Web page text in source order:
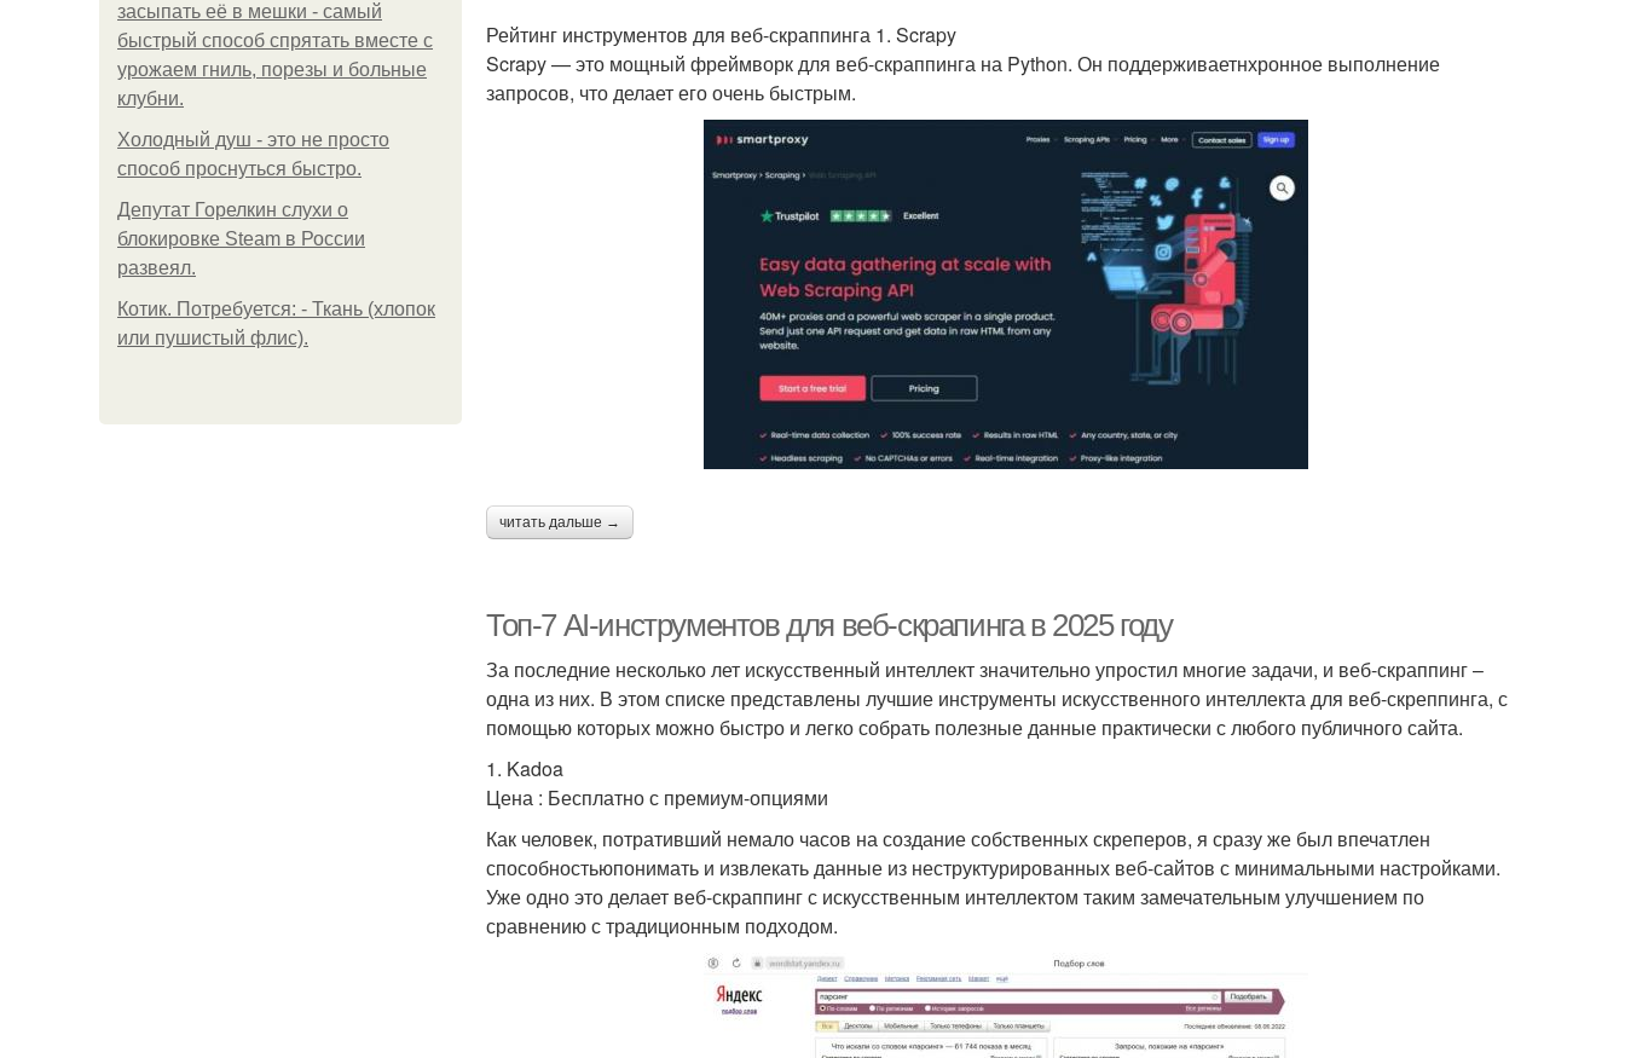
засыпать её в мешки - самый
быстрый способ спрятать вместе с
урожаем гниль, порезы и больные
клубни.
Холодный душ - это не просто
способ проснуться быстро.
Депутат Горелкин слухи о
блокировке Steam в России
развеял.
Котик. Потребуется: - Ткань (хлопок
или пушистый флис).
Рейтинг инструментов для веб-скраппинга 1. Scrapy
Scrapy — это мощный фреймворк для веб-скраппинга на Python. Он поддерживаетнхронное выполнение
запросов, что делает его очень быстрым.
читать дальше →
Топ-7 AI-инструментов для веб-скрапинга в 2025 году
За последние несколько лет искусственный интеллект значительно упростил многие задачи, и веб-скраппинг –
одна из них. В этом списке представлены лучшие инструменты искусственного интеллекта для веб-скреппинга, с
помощью которых можно быстро и легко собрать полезные данные практически с любого публичного сайта.
1. Kadoa
Цена : Бесплатно с премиум-опциями
Как человек, потративший немало часов на создание собственных скреперов, я сразу же был впечатлен
способностьюпонимать и извлекать данные из неструктурированных веб-сайтов с минимальными настройками.
Уже одно это делает веб-скраппинг с искусственным интеллектом таким замечательным улучшением по
сравнению с традиционным подходом.